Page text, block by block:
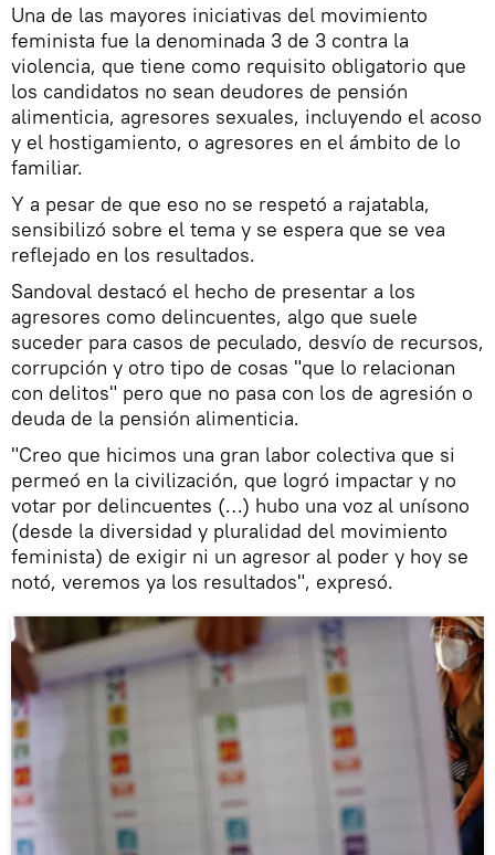
Una de las mayores iniciativas del movimiento
feminista fue la denominada 3 de 3 contra la
violencia, que tiene como requisito obligatorio que
los candidatos no sean deudores de pensión
alimenticia, agresores sexuales, incluyendo el acoso
y el hostigamiento, o agresores en el ámbito de lo
familiar.
Y a pesar de que eso no se respetó a rajatabla,
sensibilizó sobre el tema y se espera que se vea
reflejado en los resultados.
Sandoval destacó el hecho de presentar a los
agresores como delincuentes, algo que suele
suceder para casos de peculado, desvío de recursos,
corrupción y otro tipo de cosas "que lo relacionan
con delitos" pero que no pasa con los de agresión o
deuda de la pensión alimenticia.
"Creo que hicimos una gran labor colectiva que si
permeó en la civilización, que logró impactar y no
votar por delincuentes (…) hubo una voz al unísono
(desde la diversidad y pluralidad del movimiento
feminista) de exigir ni un agresor al poder y hoy se
notó, veremos ya los resultados", expresó.